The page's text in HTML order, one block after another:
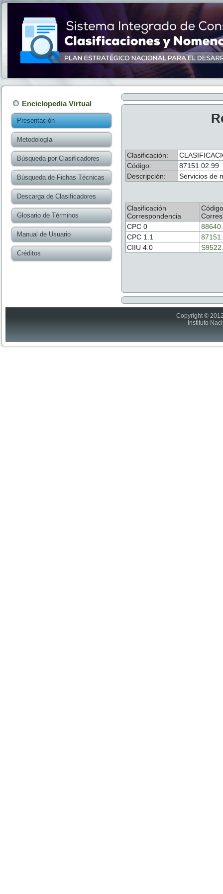
Enciclopedia Virtual
Presentación
Metodología
Búsqueda por Clasificadores
Búsqueda de Fichas Técnicas
Descarga de Clasificadores
Glosario de Términos
Manual de Usuario
Créditos
Clasificación:
Código:
87151.02.99
Descripción:
Servicios de
Clasificación
Correspondencia
Código
CPC 0
CPC 1.1
CIIU 4.0
Copyright ©
Instituto